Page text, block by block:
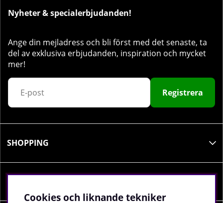
Nyheter & specialerbjudanden!
Ange din mejladress och bli först med det senaste, ta
del av exklusiva erbjudanden, inspiration och mycket
mer!
Registrera
SHOPPING
Cookies och liknande tekniker